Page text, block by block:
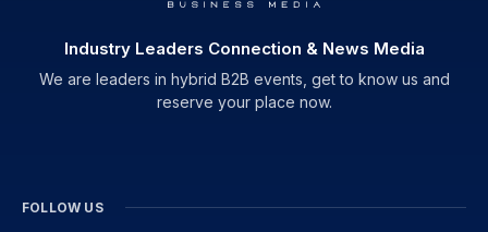
Industry Leaders Connection & News Media
We are leaders in hybrid B2B events, get to know us and
reserve your place now.
FOLLOW US